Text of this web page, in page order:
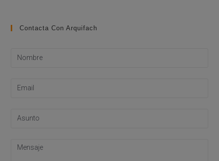
Contacta Con Arquifach